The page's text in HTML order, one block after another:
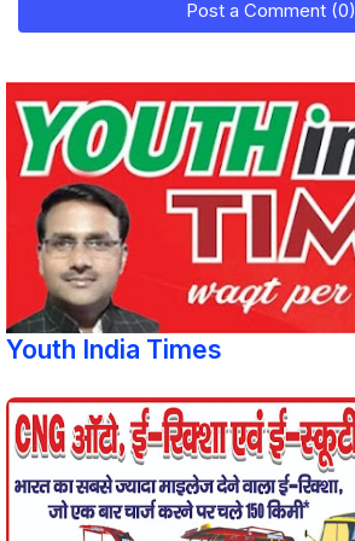
Post a Comment (0)
Youth India Times